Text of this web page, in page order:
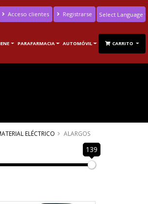
Acceso clientes Registrarse
Translate
PARAFARMACIA AUTOMÓVIL CARRITO
ELÉCTRICO ALARGOS
139